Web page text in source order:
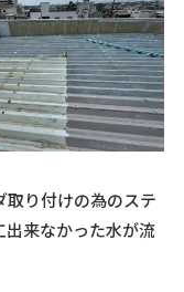
取り付けの為のステ
出来なかった水が流